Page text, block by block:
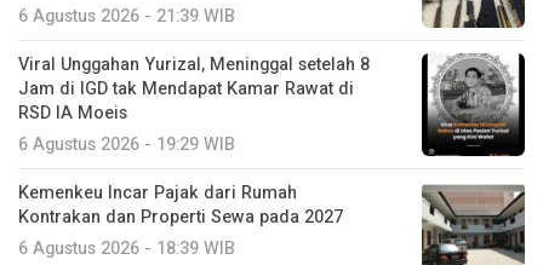
6 Agustus 2026 - 21:39 WIB
Viral Unggahan Yurizal, Meninggal setelah 8
Jam di IGD tak Mendapat Kamar Rawat di
RSD IA Moeis
6 Agustus 2026 - 19:29 WIB
Kemenkeu Incar Pajak dari Rumah
Kontrakan dan Properti Sewa pada 2027
6 Agustus 2026 - 18:39 WIB